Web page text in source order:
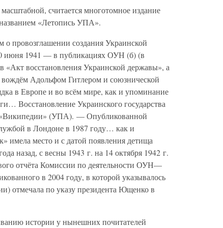
считается многотомное издание
«Летопись УПА».
провозглашении создания Украинской
июня 1941 — в публикациях ОУН (б) (в
восстановления Украинской державы», а
вождём Адольфом Гитлером и союзнической
в Европе и во всём мире, как и упоминание
Восстановление Украинского государства
(УПА). — Опубликованной
в Лондоне в 1987 году… как и
имела место и с датой появления детища
назад, с весны 1943 г. на 14 октября 1942 г.
отчёта Комиссии по деятельности ОУН—
в 2004 году, в которой указывалось
отмечала по указу президента Ющенко в
истории у нынешних почитателей